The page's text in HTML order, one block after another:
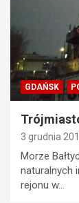
GDAŃSK
3 grudnia
Morze
naturalnych
rejonu w…